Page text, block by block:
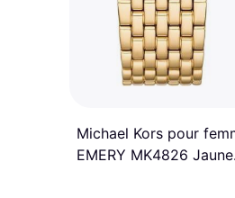
Michael Kors pour
EMERY MK4826 Jaune